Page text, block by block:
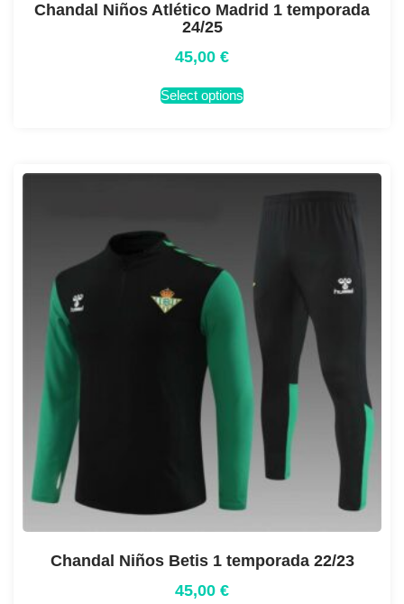
Chandal Niños Atlético Madrid 1 temporada
24/25
45,00 €
Select options
Chandal Niños Betis 1 temporada 22/23
45,00 €